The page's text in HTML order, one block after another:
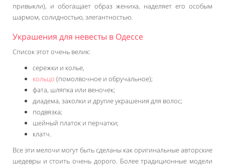
привыкли), и обогащает образ жениха, наделяет его особым
шармом, солидностью, элегантностью.
Украшения для невесты в Одессе
Список этот очень велик:
сережки и колье,
кольцо (помолвочное и обручальное);
фата, шляпка или веночек;
диадема, заколки и другие украшения для волос;
подвязка;
шейный платок и перчатки;
клатч.
Все эти мелочи могут быть сделаны как оригинальные авторские
шедевры и стоить очень дорого. Более традиционные модели